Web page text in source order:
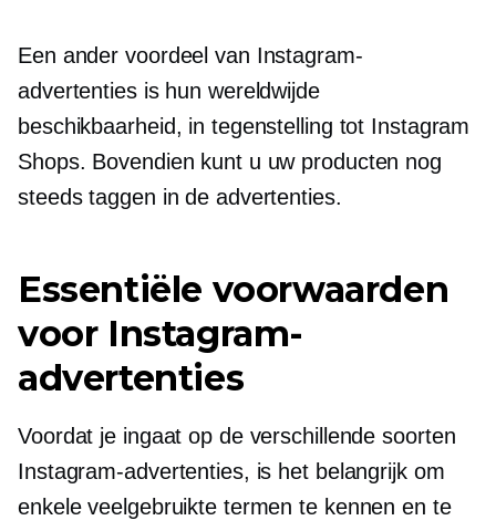
Een ander voordeel van Instagram-
advertenties is hun wereldwijde
beschikbaarheid, in tegenstelling tot Instagram
Shops. Bovendien kunt u uw producten nog
steeds taggen in de advertenties.
Essentiële voorwaarden
voor Instagram-
advertenties
Voordat je ingaat op de verschillende soorten
Instagram-advertenties, is het belangrijk om
enkele veelgebruikte termen te kennen en te